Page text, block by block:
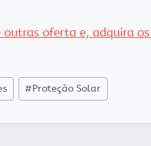
oferta e, adquira
#Proteção Solar